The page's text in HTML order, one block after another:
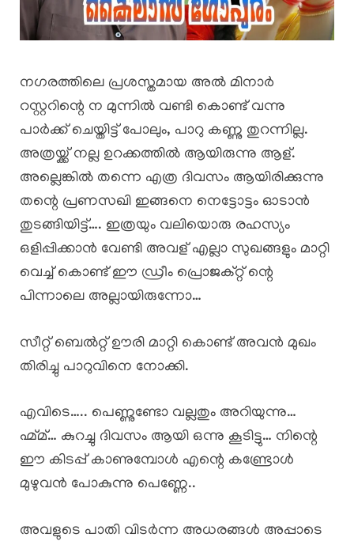
നഗരത്തിലെ പ്രശസ്തമായ അൽ മിനാർ
റസ്റ്ററിന്റെ ന മുന്നിൽ വണ്ടി കൊണ്ട് വന്നു
പാർക്ക്‌ ചെയ്തിട്ട് പോലും, പാറു കണ്ണു തുറന്നില്ല.
അത്രയ്ക്ക് നല്ല ഉറക്കത്തിൽ ആയിരുന്നു ആള്.
അല്ലെങ്കിൽ തന്നെ എത്ര ദിവസം ആയിരിക്കുന്നു
തന്റെ പ്രണസഖി ഇങ്ങനെ നെട്ടോട്ടം ഓടാൻ
തുടങ്ങിയിട്ട്…. ഇത്രയും വലിയൊരു രഹസ്യം
ഒളിപ്പിക്കാൻ വേണ്ടി അവള് എല്ലാ സുഖങ്ങളും മാറ്റി
വെച്ച് കൊണ്ട് ഈ ഡ്രീം പ്രൊജക്റ്റ്‌ ന്റെ
പിന്നാലെ അല്ലായിരുന്നോ…
സീറ്റ്‌ ബെൽറ്റ് ഊരി മാറ്റി കൊണ്ട് അവൻ മുഖം
തിരിച്ചു പാറുവിനെ നോക്കി.
എവിടെ….. പെണ്ണുണ്ടോ വല്ലതും അറിയുന്നു…
ഹ്മ്മ്… കുറച്ചു ദിവസം ആയി ഒന്നു കൂടിട്ടു… നിന്റെ
ഈ കിടപ്പ് കാണുമ്പോൾ എന്റെ കണ്ട്രോൾ
മുഴുവൻ പോകുന്നു പെണ്ണേ..
അവളുടെ പാതി വിടർന്ന അധരങ്ങൾ അപ്പാടെ